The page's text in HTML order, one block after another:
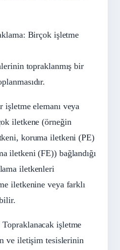
Birçok işletme
topraklanmış bir
elemanı veya
iletkene (örneğin
koruma iletkeni (PE)
iletkeni (FE)) bağlandığı
iletkenleri
iletkenine veya farklı
işletme
ve iletişim tesislerinin